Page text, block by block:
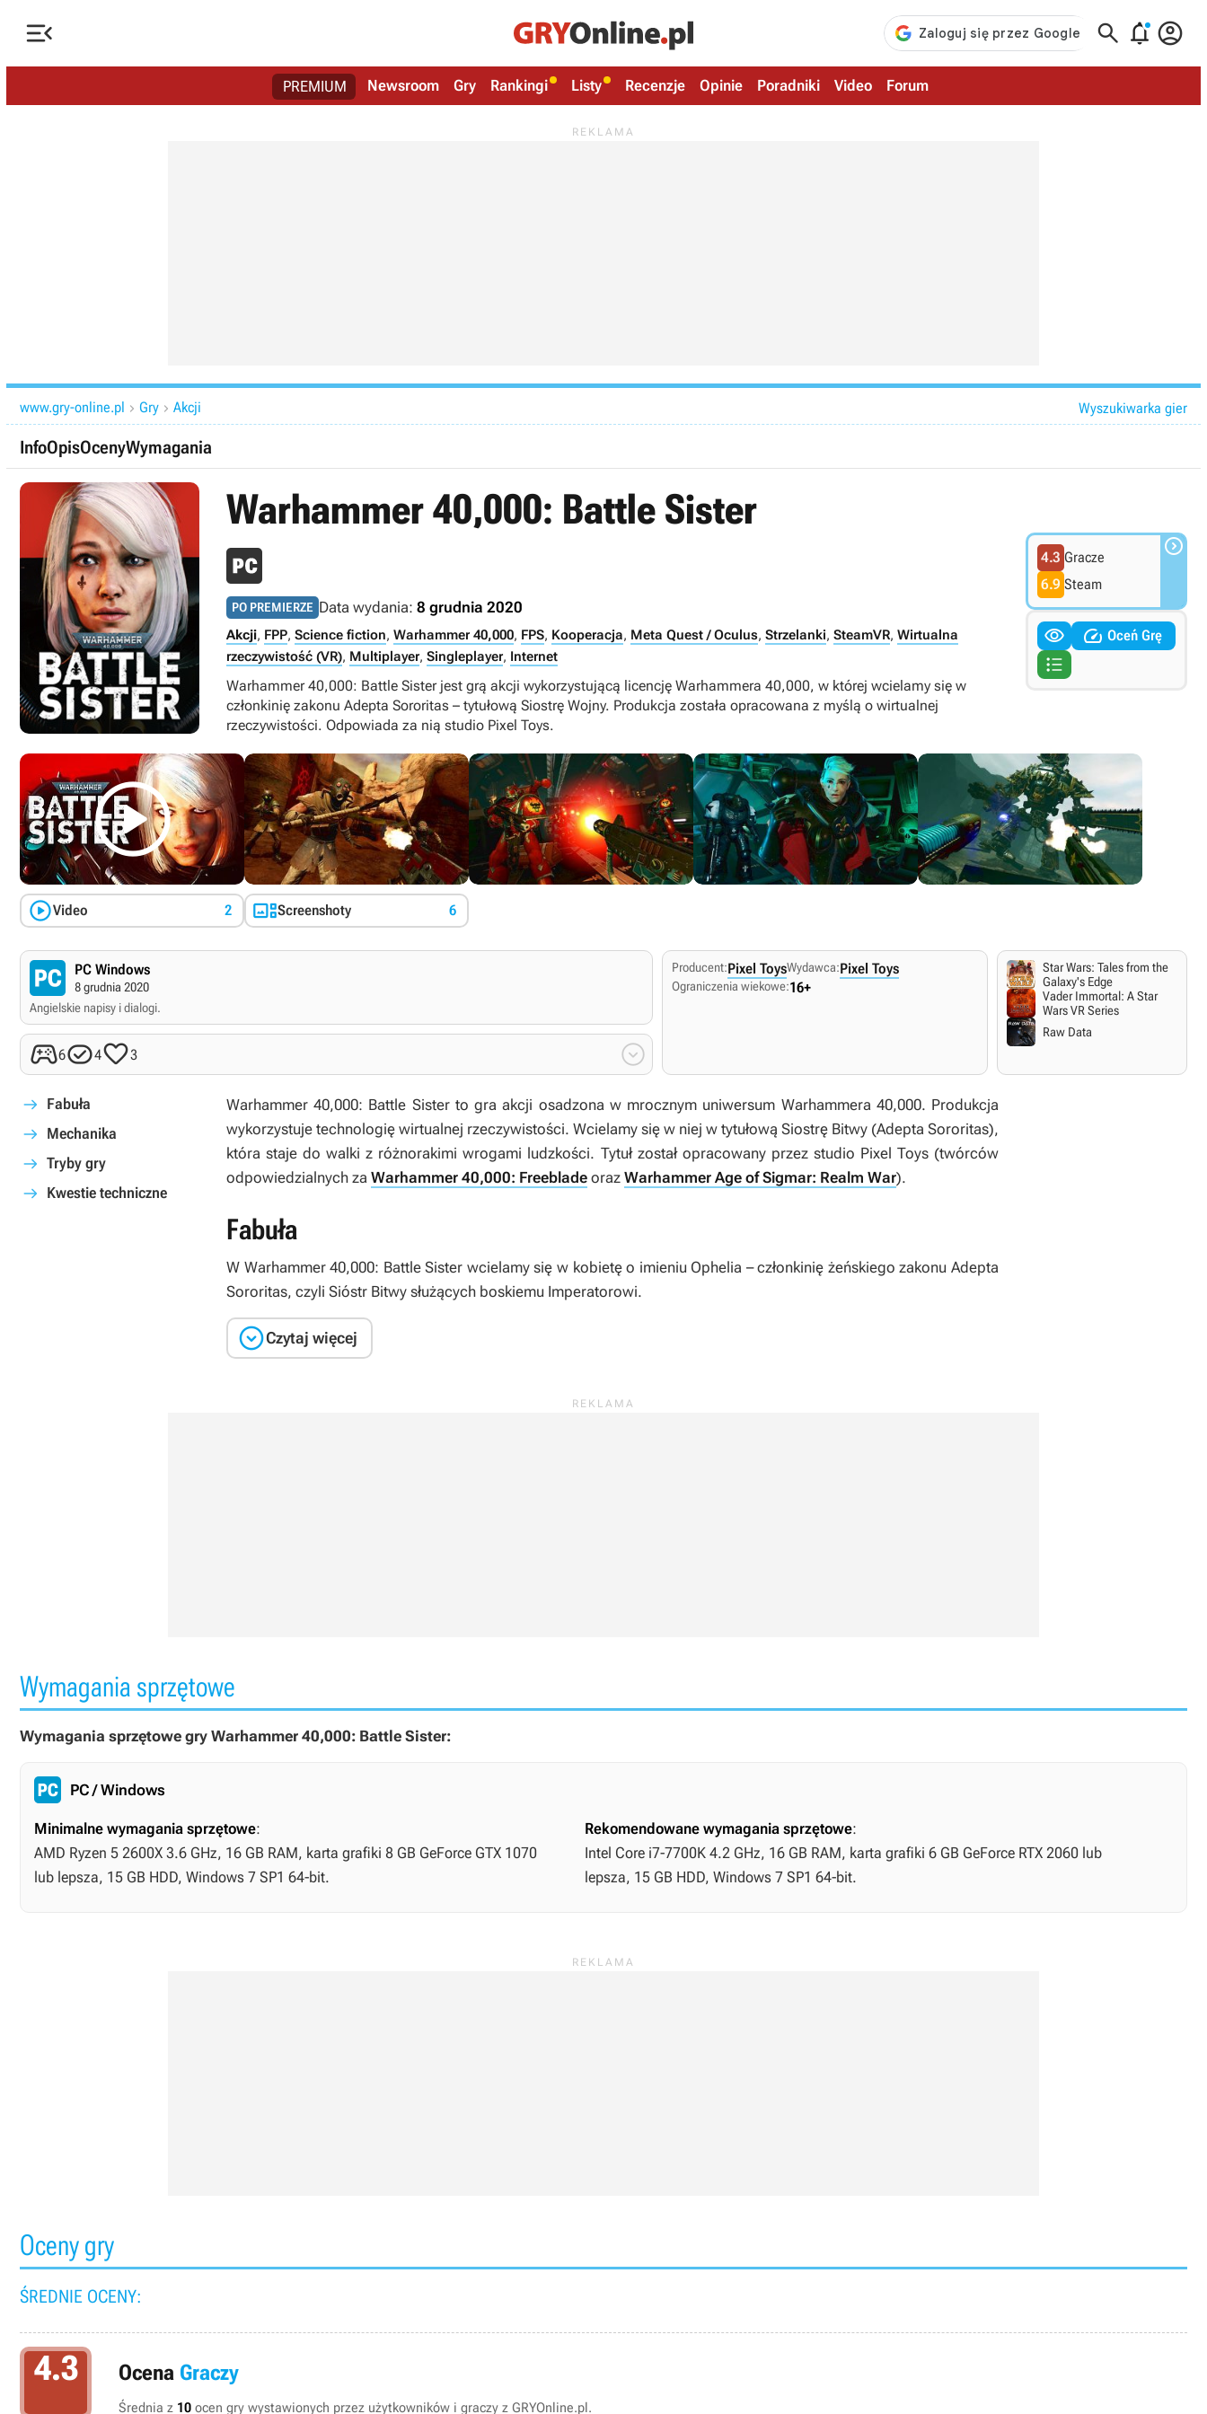
   
PREMIUM Newsroom Gry Rankingi Listy Recenzje Opinie Poradniki Video Forum
www.gry-online.pl  Gry  Akcji Wyszukiwarka gier
InfoOpisOcenyWymagania
Warhammer 40,000: Battle Sister
PO PREMIERZE Data wydania: 8 grudnia 2020
Akcji, FPP, Science fiction, Warhammer 40,000, FPS, Kooperacja, Meta Quest / Oculus, Strzelanki, SteamVR, Wirtualna
rzeczywistość (VR), Multiplayer, Singleplayer, Internet
Warhammer 40,000: Battle Sister jest grą akcji wykorzystującą licencję Warhammera 40,000, w której wcielamy się w
członkinię zakonu Adepta Sororitas – tytułową Siostrę Wojny. Produkcja została opracowana z myślą o wirtualnej
rzeczywistości. Odpowiada za nią studio Pixel Toys.
4.3 Gracze
6.9 Steam

  Oceń Grę


Video 2 Screenshoty 6
PC Windows
8 grudnia 2020
Angielskie napisy i dialogi.
643 
Producent:Pixel ToysWydawca:Pixel Toys
Ograniczenia wiekowe:16+
Star Wars: Tales from the
Galaxy's Edge
Vader Immortal: A Star
Wars VR Series
Raw Data
Fabuła
Mechanika
Tryby gry
Kwestie techniczne
Warhammer 40,000: Battle Sisterto gra akcji osadzona w mrocznym uniwersum Warhammera 40,000. Produkcja
wykorzystuje technologię wirtualnej rzeczywistości. Wcielamy się w niej w tytułową Siostrę Bitwy (Adepta Sororitas),
która staje do walki z różnorakimi wrogami ludzkości. Tytuł został opracowany przez studio Pixel Toys (twórców
odpowiedzialnych za Warhammer 40,000: Freeblade oraz Warhammer Age of Sigmar: Realm War).
Fabuła
W Warhammer 40,000: Battle Sister wcielamy się w kobietę o imieniu Ophelia – członkinię żeńskiego zakonu Adepta
Sororitas, czyli Sióstr Bitwy służących boskiemu Imperatorowi.
Czytaj więcej
Wymagania sprzętowe
Wymagania sprzętowe gry Warhammer 40,000: Battle Sister:
PC / Windows
Minimalne wymagania sprzętowe:
AMD Ryzen 5 2600X 3.6 GHz, 16 GB RAM, karta grafiki 8 GB GeForce GTX 1070
lub lepsza, 15 GB HDD, Windows 7 SP1 64-bit.
Rekomendowane wymagania sprzętowe:
Intel Core i7-7700K 4.2 GHz, 16 GB RAM, karta grafiki 6 GB GeForce RTX 2060 lub
lepsza, 15 GB HDD, Windows 7 SP1 64-bit.
Oceny gry
ŚREDNIE OCENY:
4.3 Ocena Graczy
Średnia z 10 ocen gry wystawionych przez użytkowników i graczy z GRYOnline.pl.